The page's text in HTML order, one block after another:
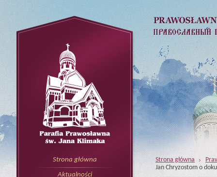
Strona główna
Aktualności
Strona główna
Jan Chryzostom o